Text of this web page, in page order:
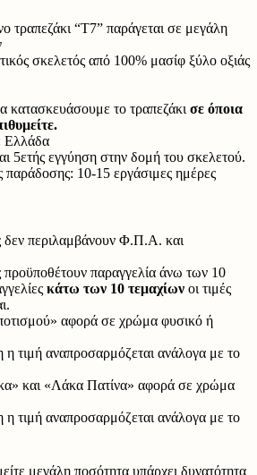
τραπεζάκι “Τ7” παράγεται σε μεγάλη
σκελετός από 100% μασίφ ξύλο οξιάς
κατασκευάσουμε το τραπεζάκι σε όποια
Ελλάδα
5ετής εγγύηση στην δομή του σκελετού.
παράδοσης: 10-15 εργάσιμες ημέρες
δεν περιλαμβάνουν Φ.Π.Α. και
προϋποθέτουν παραγγελία άνω των 10
κάτω των 10 τεμαχίων οι τιμές
αφορά σε χρώμα φυσικό ή
τιμή αναπροσαρμόζεται ανάλογα με το
και «Λάκα Πατίνα» αφορά σε χρώμα
τιμή αναπροσαρμόζεται ανάλογα με το
μεγάλη ποσότητα υπάρχει δυνατότητα